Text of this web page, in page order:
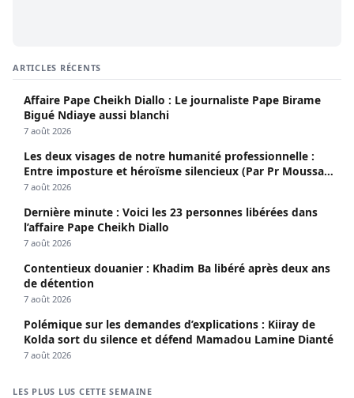
ARTICLES RÉCENTS
Affaire Pape Cheikh Diallo : Le journaliste Pape Birame
Bigué Ndiaye aussi blanchi
7 août 2026
Les deux visages de notre humanité professionnelle :
Entre imposture et héroïsme silencieux (Par Pr Moussa
Seydi)
7 août 2026
Dernière minute : Voici les 23 personnes libérées dans
l’affaire Pape Cheikh Diallo
7 août 2026
Contentieux douanier : Khadim Ba libéré après deux ans
de détention
7 août 2026
Polémique sur les demandes d’explications : Kiiray de
Kolda sort du silence et défend Mamadou Lamine Dianté
7 août 2026
LES PLUS LUS CETTE SEMAINE